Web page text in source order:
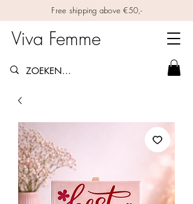
Free shipping above €50,-
Viva Femme